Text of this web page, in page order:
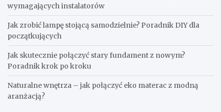
wymagających instalatorów
Jak zrobić lampę stojącą samodzielnie? Poradnik DIY dla
początkujących
Jak skutecznie połączyć stary fundament z nowym?
Poradnik krok po kroku
Naturalne wnętrza – jak połączyć eko materac z modną
aranżacją?